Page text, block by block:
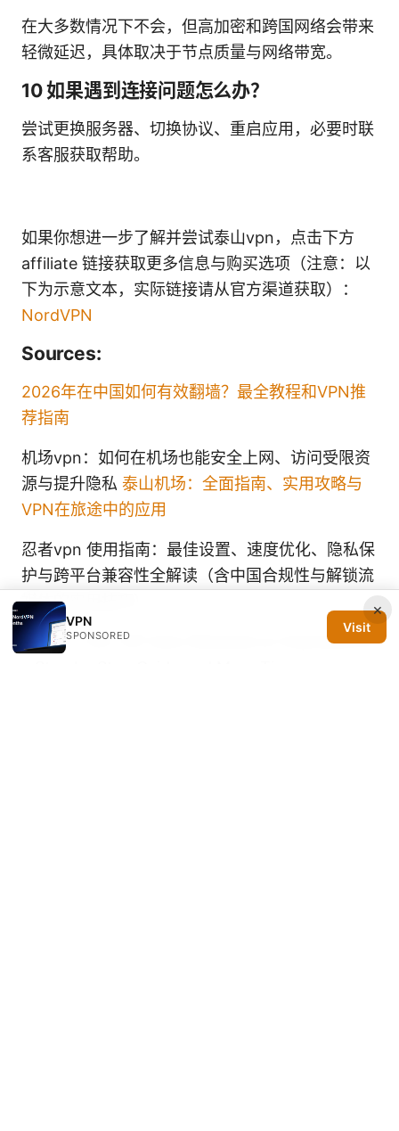
在大多数情况下不会，但高加密和跨国网络会带来
轻微延迟，具体取决于节点质量与网络带宽。
10 如果遇到连接问题怎么办？
尝试更换服务器、切换协议、重启应用，必要时联
系客服获取帮助。
如果你想进一步了解并尝试泰山vpn，点击下方
affiliate 链接获取更多信息与购买选项（注意：以
下为示意文本，实际链接请从官方渠道获取）：
NordVPN
Sources:
2026年在中国如何有效翻墙？最全教程和VPN推
荐指南
机场vpn：如何在机场也能安全上网、访问受限资
源与提升隐私 泰山机场：全面指南、实用攻略与
VPN在旅途中的应用
忍者vpn 使用指南：最佳设置、速度优化、隐私保
护与跨平台兼容性全解读（含中国合规性与解锁流
媒体的实用技巧）
How to Turn Off Auto Renewal on ExpressVPN
×
VPN
SPONSORED
Visit